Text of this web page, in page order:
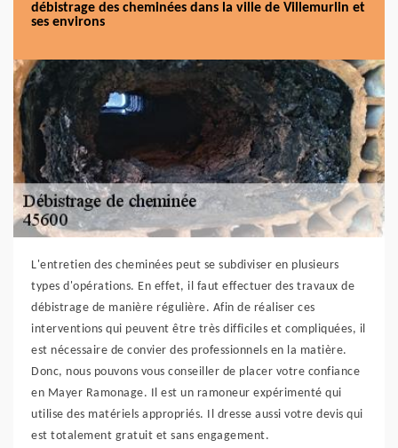
débistrage des cheminées dans la ville de Villemurlin et
ses environs
L'entretien des cheminées peut se subdiviser en plusieurs
types d'opérations. En effet, il faut effectuer des travaux de
débistrage de manière régulière. Afin de réaliser ces
interventions qui peuvent être très difficiles et compliquées, il
est nécessaire de convier des professionnels en la matière.
Donc, nous pouvons vous conseiller de placer votre confiance
en Mayer Ramonage. Il est un ramoneur expérimenté qui
utilise des matériels appropriés. Il dresse aussi votre devis qui
est totalement gratuit et sans engagement.